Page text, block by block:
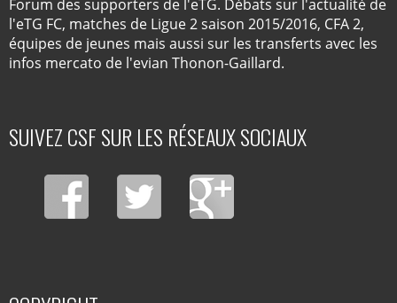
Forum des supporters de l'eTG. Débats sur l'actualité de
l'eTG FC, matches de Ligue 2 saison 2015/2016, CFA 2,
équipes de jeunes mais aussi sur les transferts avec les
infos mercato de l'evian Thonon-Gaillard.
SUIVEZ CSF SUR LES RÉSEAUX SOCIAUX